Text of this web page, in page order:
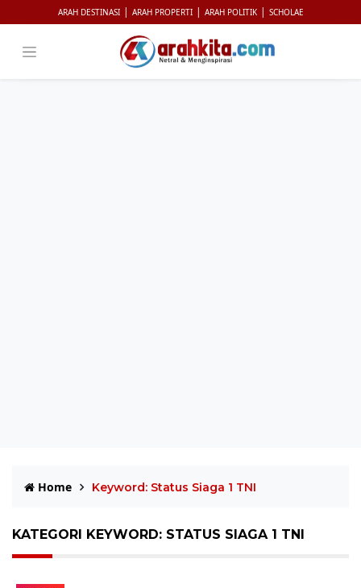
ARAH DESTINASI | ARAH PROPERTI | ARAH POLITIK | SCHOLAE
Home Keyword: Status Siaga 1 TNI
KATEGORI KEYWORD: STATUS SIAGA 1 TNI